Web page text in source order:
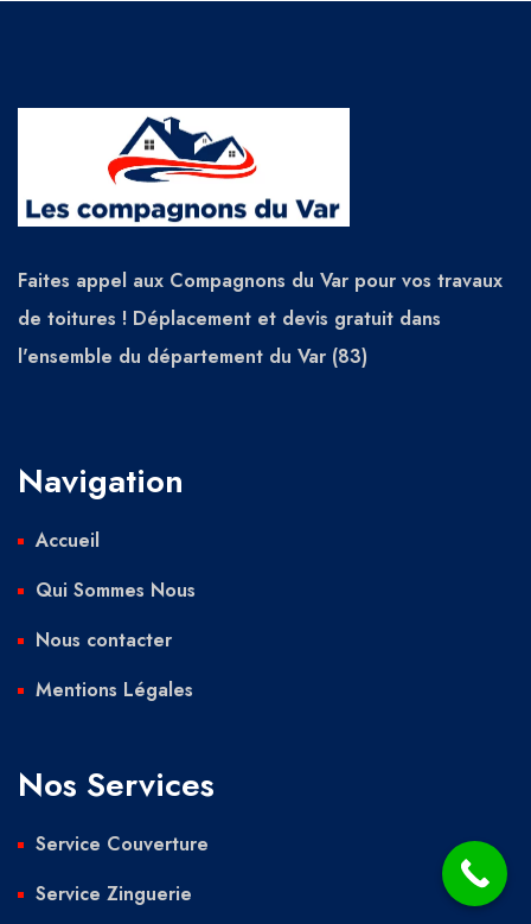
Faites appel aux Compagnons du Var pour vos travaux
de toitures ! Déplacement et devis gratuit dans
l'ensemble du département du Var (83)
Navigation
Accueil
Qui Sommes Nous
Nous contacter
Mentions Légales
Nos Services
Service Couverture
Service Zinguerie